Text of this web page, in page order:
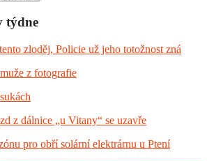
týdne
zloděj, Policie už jeho totožnost zná
z fotografie
z dálnice „u Vitany“ se uzavře
pro obří solární elektrárnu u Ptení